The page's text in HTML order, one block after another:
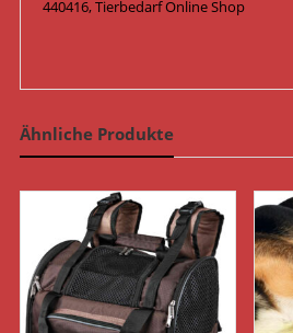
440416, Tierbedarf Online Shop
Ähnliche Produkte